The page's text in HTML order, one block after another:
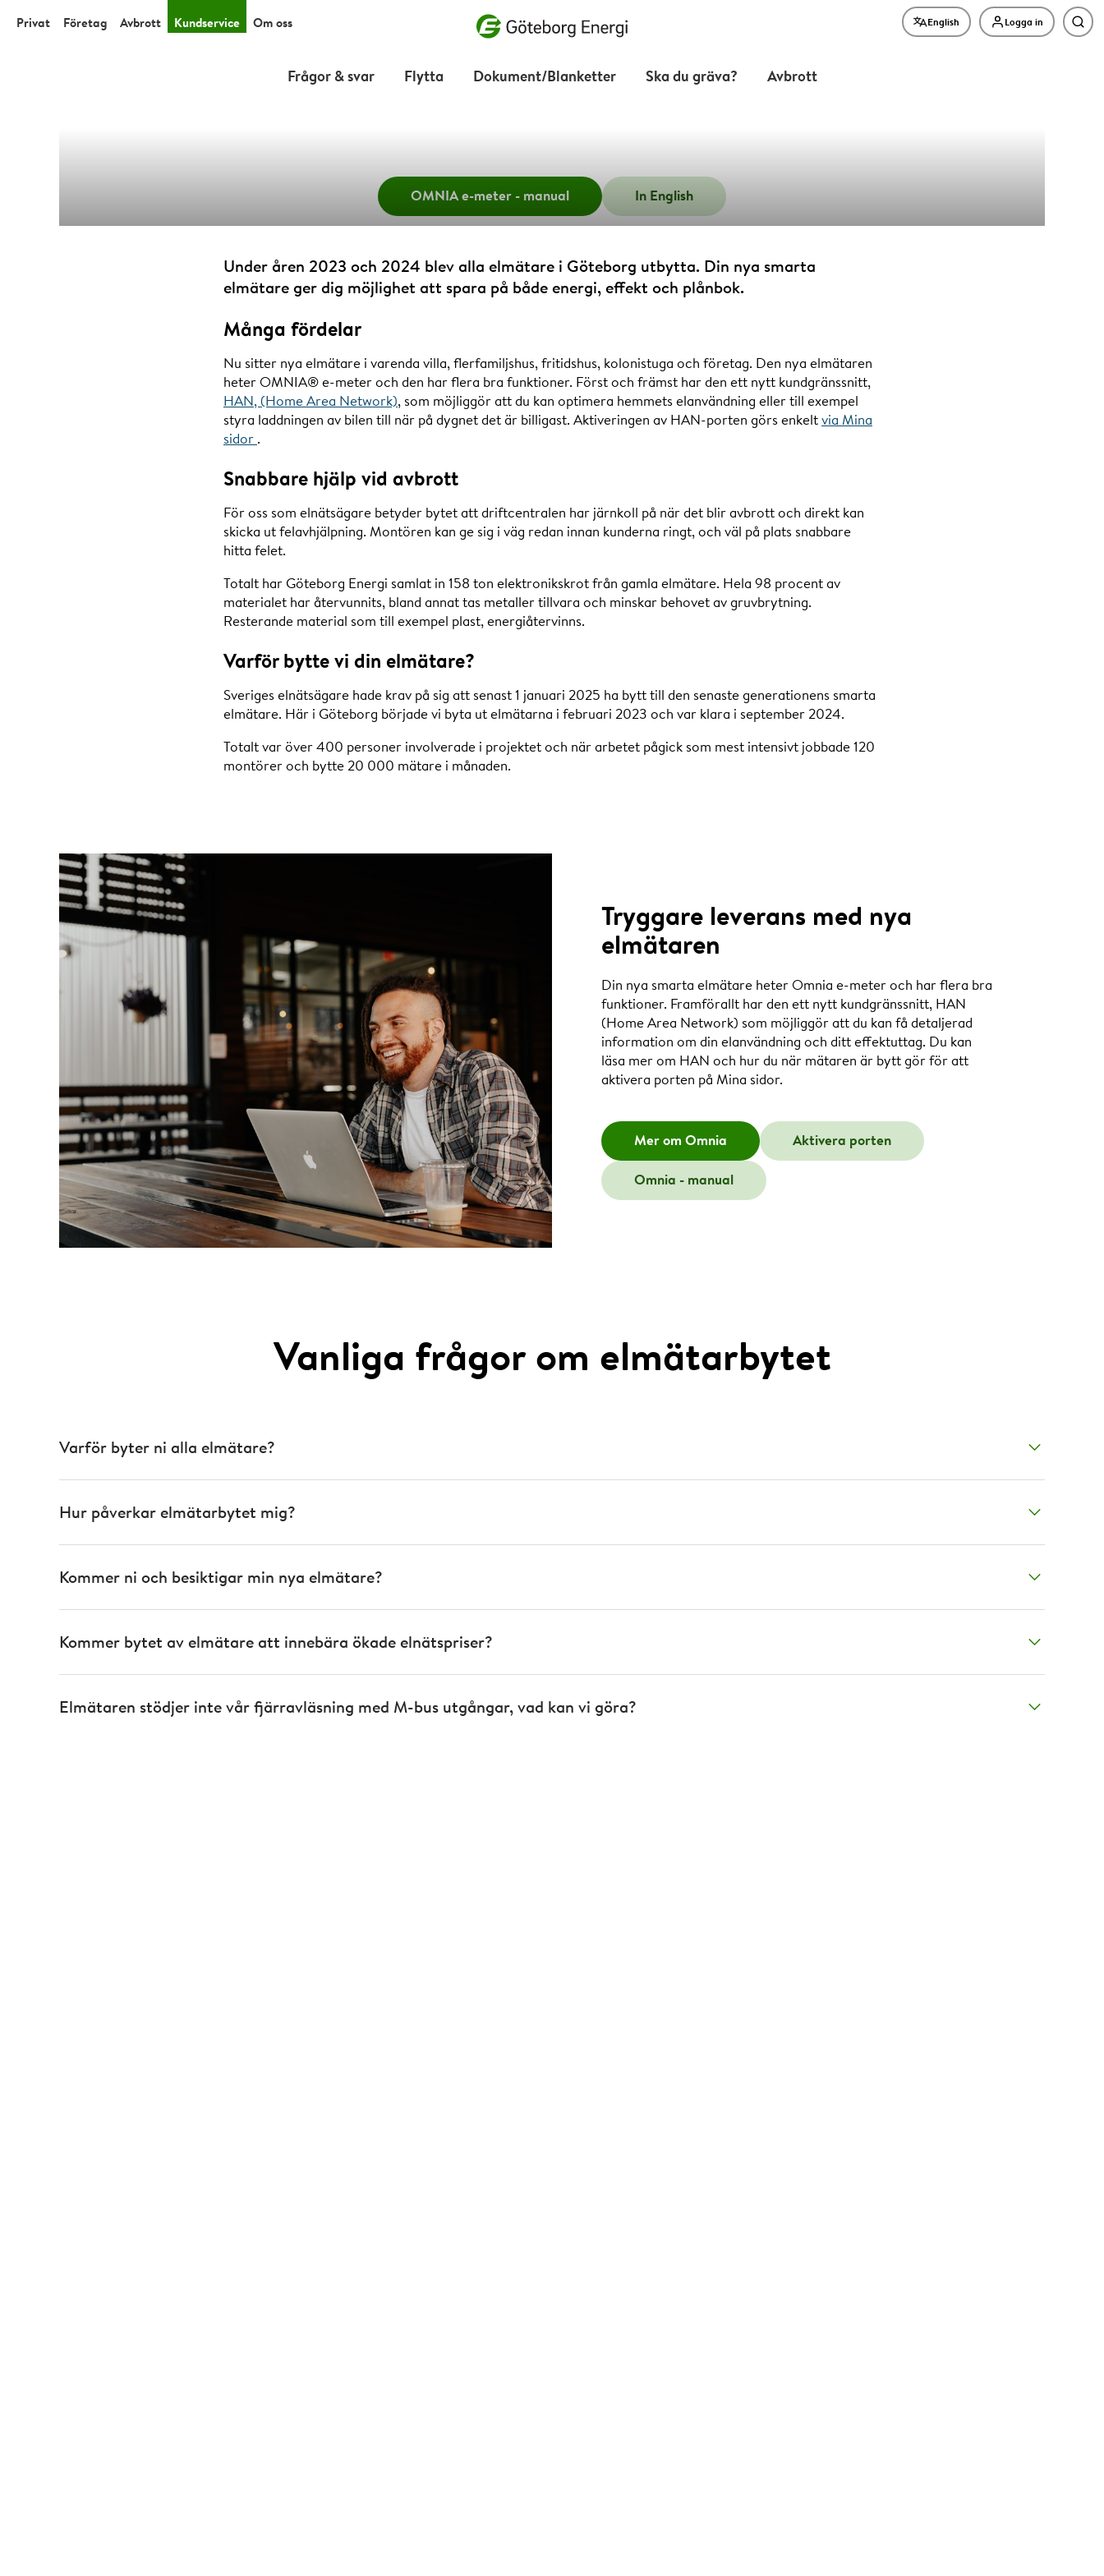
Vad vill du söka efter?
Privat Företag Avbrott Kundservice Om oss English Logga in
Frågor & svar Flytta Dokument/Blanketter Ska du gräva? Avbrott
Elmätarbyte
OMNIA e-meter - manual In English
Under åren 2023 och 2024 blev alla elmätare i Göteborg utbytta. Din nya smarta
elmätare ger dig möjlighet att spara på både energi, effekt och plånbok.
Många fördelar
Nu sitter nya elmätare i varenda villa, flerfamiljshus, fritidshus, kolonistuga och företag. Den nya elmätaren
heter OMNIA® e-meter och den har flera bra funktioner. Först och främst har den ett nytt kundgränssnitt,
HAN, (Home Area Network), som möjliggör att du kan optimera hemmets elanvändning eller till exempel
styra laddningen av bilen till när på dygnet det är billigast. Aktiveringen av HAN-porten görs enkeltvia Mina
sidor .
Snabbare hjälp vid avbrott
För oss som elnätsägare betyder bytet att driftcentralen har järnkoll på när det blir avbrott och direkt kan
skicka ut felavhjälpning. Montören kan ge sig i väg redan innan kunderna ringt, och väl på plats snabbare
hitta felet.
Totalt har Göteborg Energi samlat in 158 ton elektronikskrot från gamla elmätare. Hela 98 procent av
materialet har återvunnits, bland annat tas metaller tillvara och minskar behovet av gruvbrytning.
Resterande material som till exempel plast, energiåtervinns.
Varför bytte vi din elmätare?
Sveriges elnätsägare hade krav på sig att senast 1 januari 2025 ha bytt till den senaste generationens smarta
elmätare. Här i Göteborg började vi byta ut elmätarna i februari 2023 och var klara i september 2024.
Totalt var över 400 personer involverade i projektet och när arbetet pågick som mest intensivt jobbade 120
montörer och bytte 20 000 mätare i månaden.
Tryggare leverans med nya
elmätaren
Din nya smarta elmätare heter Omnia e-meter och har flera bra
funktioner. Framförallt har den ett nytt kundgränssnitt, HAN
(Home Area Network) som möjliggör att du kan få detaljerad
information om din elanvändning och ditt effektuttag. Du kan
läsa mer om HAN och hur du när mätaren är bytt gör för att
aktivera porten på Mina sidor.
Mer om Omnia Aktivera porten
Omnia - manual
Vanliga frågor om elmätarbytet
Varför byter ni alla elmätare?
Hur påverkar elmätarbytet mig?
Kommer ni och besiktigar min nya elmätare?
Kommer bytet av elmätare att innebära ökade elnätspriser?
Elmätaren stödjer inte vår fjärravläsning med M-bus utgångar, vad kan vi göra?